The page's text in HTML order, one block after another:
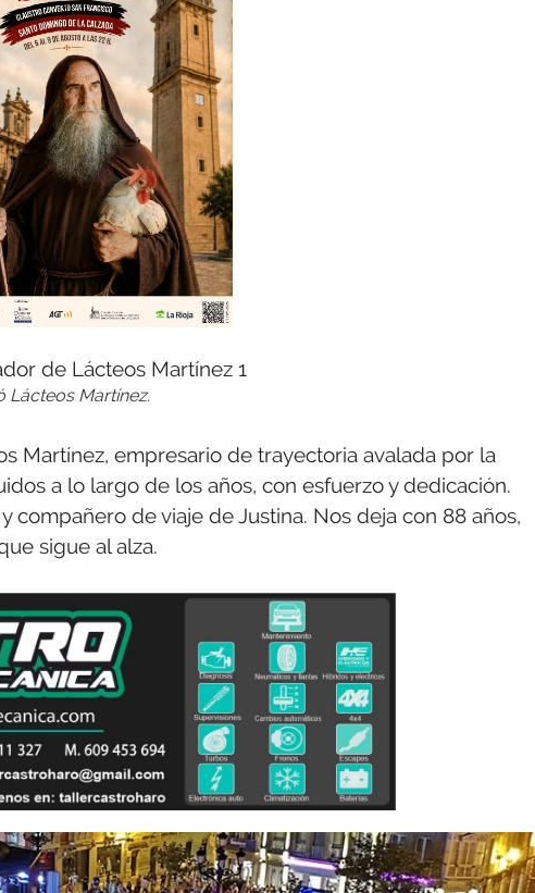
Lácteos Martínez.
Martínez, empresario de trayectoria avalada por la
a lo largo de los años, con esfuerzo y dedicación.
compañero de viaje de Justina. Nos deja con 88 años,
sigue al alza.